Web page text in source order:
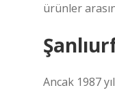
ürünler
Ancak 1987